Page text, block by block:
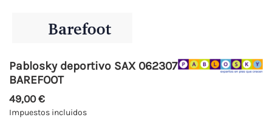
Pablosky deportivo SAX 062307
BAREFOOT
49,00 €
Impuestos incluidos